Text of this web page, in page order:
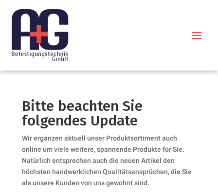
Bitte beachten Sie
folgendes Update
Wir ergänzen aktuell unser Produktsortiment auch
online um viele weitere, spannende Produkte für Sie.
Natürlich entsprechen auch die neuen Artikel den
höchsten handwerklichen Qualitätsansprüchen, die Sie
als unsere Kunden von uns gewohnt sind.